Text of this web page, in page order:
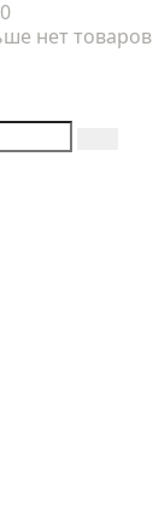
0
нет товаров